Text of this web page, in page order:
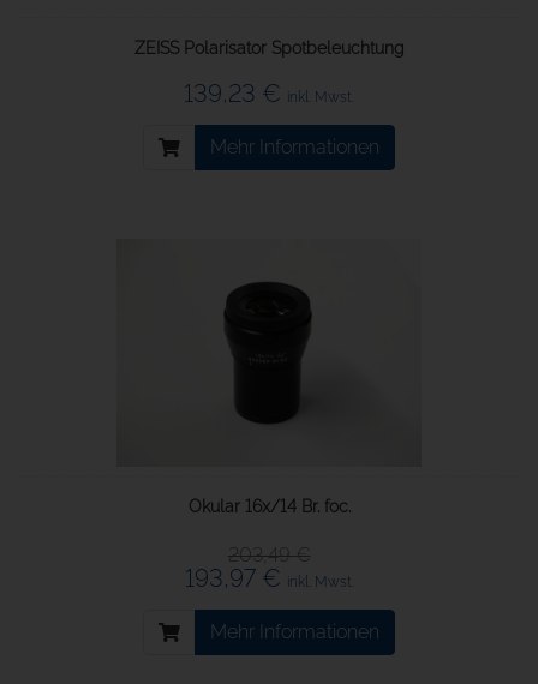
ZEISS Polarisator Spotbeleuchtung
139,23 € inkl. Mwst.
Mehr Informationen
Okular 16x/14 Br. foc.
203,49 €
193,97 € inkl. Mwst.
Mehr Informationen